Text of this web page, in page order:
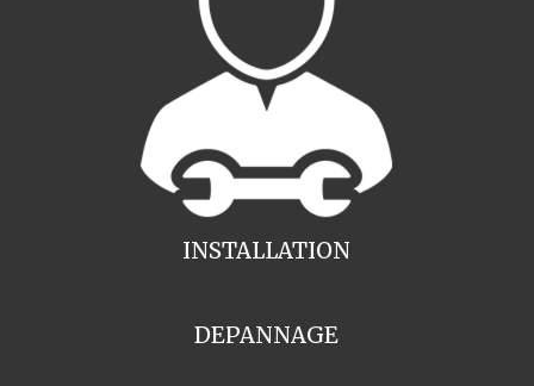
INSTALLATION
DEPANNAGE